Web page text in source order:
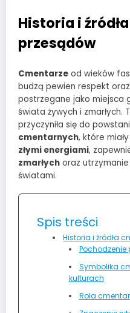
Historia i
przesądów
Cmentarze od wieków
budzą pewien respekt
postrzegane jako miejsca
świata żywych i zmarłych.
przyczyniła się do
cmentarnych, które
złymi energiami,
zmarłych oraz
światami.
Spis treści
Historia i źródła
Symbolika
kulturach
Rola